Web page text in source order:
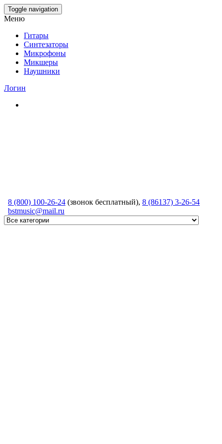
Skip
to
content
Toggle navigation
Меню
Гитары
Синтезаторы
Микрофоны
Микшеры
Наушники
Логин
8 (800) 100-26-24 (звонок бесплатный), 8 (86137) 3-26-54
bstmusic@mail.ru